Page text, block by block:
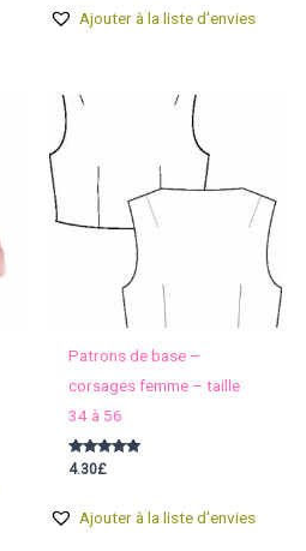
Ajouter à la liste d'envies
Patrons de base –
corsages femme – taille
34 à 56
Note
5.00
4.30£
Ajouter à la liste d'envies